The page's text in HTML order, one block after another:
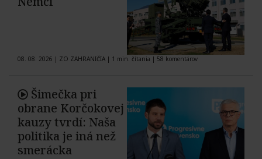
08. 08. 2026 | ZO ZAHRANIČIA | 1 min. čítania | 58 komentárov
Šimečka pri
obrane Korčokovej
kauzy tvrdí: Naša
politika je iná než
smerácka